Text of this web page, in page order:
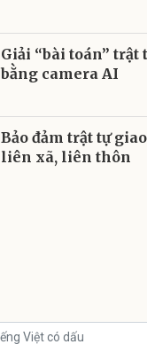
Giải “bài toán” trật
bằng camera AI
Bảo đảm trật tự
liên xã, liên thôn